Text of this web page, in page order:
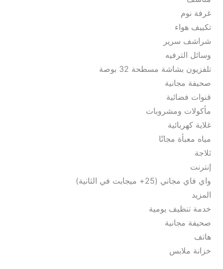
غرفة نوم
تكييف هواء
شراشف سرير
وسائل الترفيه
تلفزيون بشاشة مسطحة 32 بوصة
صحيفة مجانية
قنوات فضائية
مأكولات ومشروبات
غلاية كهربائية
مياه معبأة مجانًا
ثلاجة
إنترنت
واي فاي مجاني (25+ ميجابت في الثانية)
المزيد
خدمة تنظيف يومية
صحيفة مجانية
هاتف
خزانة ملابس